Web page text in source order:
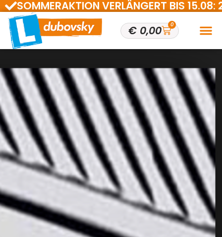
SOMMERAKTION VERLÄNGERT BIS
€0,00 0